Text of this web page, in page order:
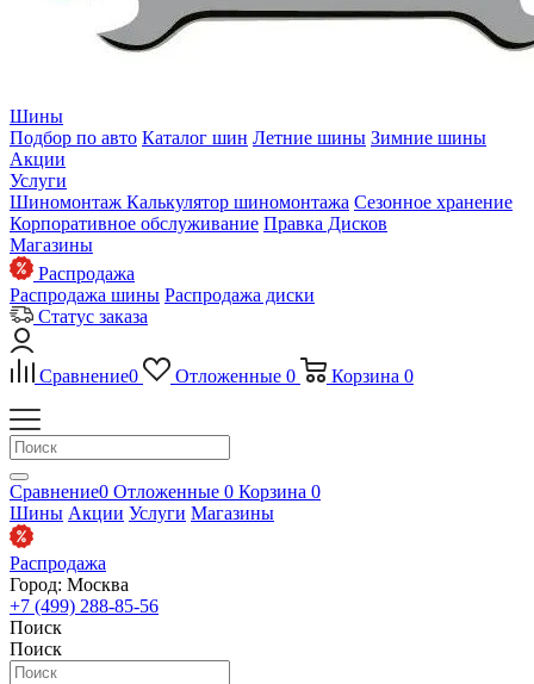
Шины
Подбор по авто Каталог шин Летние шины Зимние шины
Акции
Услуги
Шиномонтаж Калькулятор шиномонтажа Сезонное хранение
Корпоративное обслуживание Правка Дисков
Магазины
Распродажа
Распродажа шины Распродажа диски
Статус заказа
Сравнение0 Отложенные 0 Корзина 0
Сравнение0 Отложенные 0 Корзина 0
Шины Акции Услуги Магазины
Распродажа
Город: Москва
+7 (499) 288-85-56
Поиск
Поиск